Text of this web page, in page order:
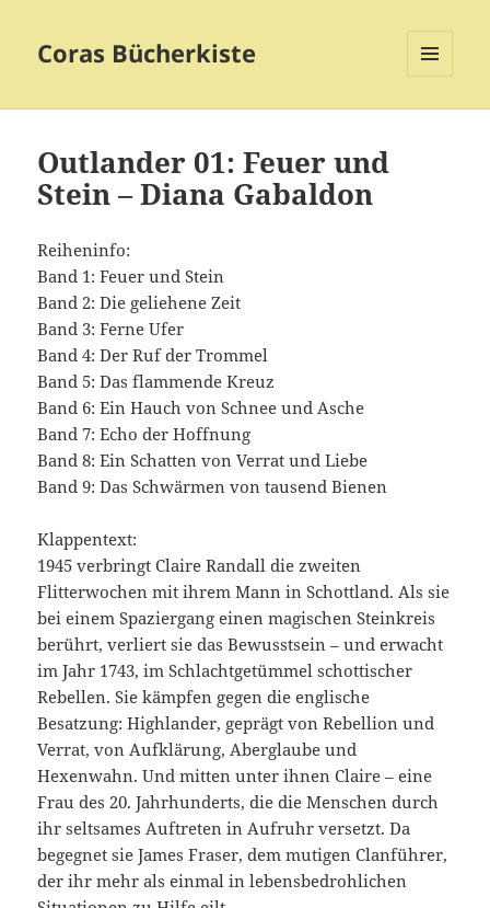
Coras Bücherkiste
Outlander 01: Feuer und
Stein – Diana Gabaldon
Reiheninfo:
Band 1: Feuer und Stein
Band 2: Die geliehene Zeit
Band 3: Ferne Ufer
Band 4: Der Ruf der Trommel
Band 5: Das flammende Kreuz
Band 6: Ein Hauch von Schnee und Asche
Band 7: Echo der Hoffnung
Band 8: Ein Schatten von Verrat und Liebe
Band 9: Das Schwärmen von tausend Bienen
Klappentext:
1945 verbringt Claire Randall die zweiten
Flitterwochen mit ihrem Mann in Schottland. Als sie
bei einem Spaziergang einen magischen Steinkreis
berührt, verliert sie das Bewusstsein – und erwacht
im Jahr 1743, im Schlachtgetümmel schottischer
Rebellen. Sie kämpfen gegen die englische
Besatzung: Highlander, geprägt von Rebellion und
Verrat, von Aufklärung, Aberglaube und
Hexenwahn. Und mitten unter ihnen Claire – eine
Frau des 20. Jahrhunderts, die die Menschen durch
ihr seltsames Auftreten in Aufruhr versetzt. Da
begegnet sie James Fraser, dem mutigen Clanführer,
der ihr mehr als einmal in lebensbedrohlichen